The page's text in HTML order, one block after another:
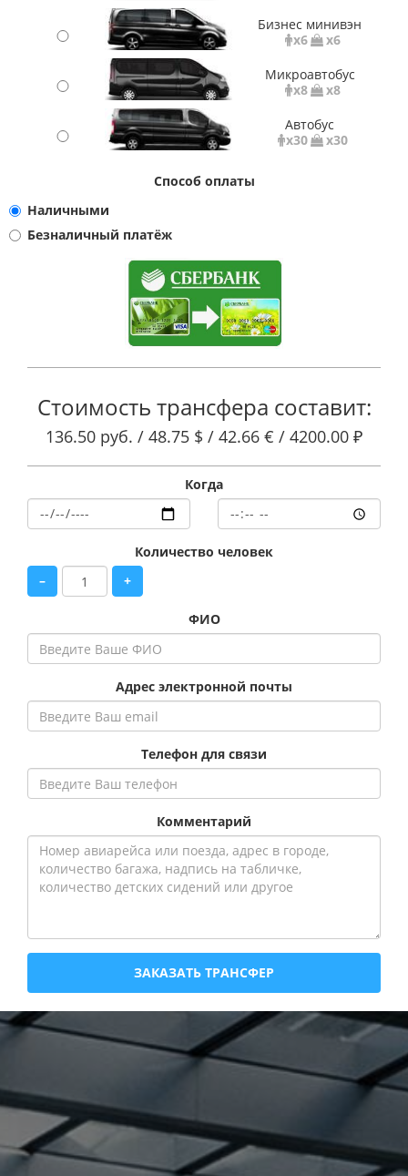
Бизнес минивэн
x6
x6
Микроавтобус
x8
x8
Автобус
x30
x30
Способ оплаты
Наличными
Безналичный платёж
Стоимость трансфера составит:
136.50 руб. / 48.75 $ / 42.66 € / 4200.00 ₽
Когда
Количество человек
–
+
ФИО
Адрес электронной почты
Телефон для связи
Комментарий
ЗАКАЗАТЬ ТРАНСФЕР